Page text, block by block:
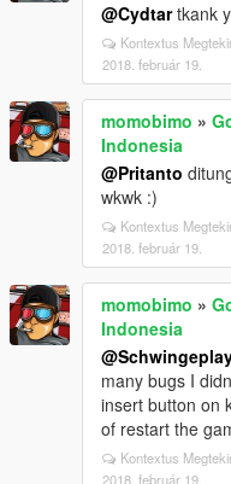
@Cydtartkank
Kontextus
2018. február 19.
momobimo »
Indonesia
@Pritanto
wkwk :)
Kontextus
2018. február 19.
momobimo »
Indonesia
many bugs I
insert button on
of restart the
Kontextus
2018. február 19.